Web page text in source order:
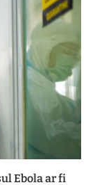
Ebola ar fi